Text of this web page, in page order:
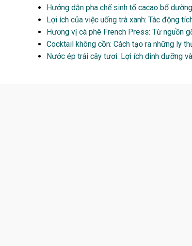
Hướng dẫn pha chế sinh tố cacao bổ
Lợi ích của việc uống trà xanh: Tác động
Hương vị cà phê French Press: Từ nguồn
Cocktail không cồn: Cách tạo ra những ly
Nước ép trái cây tươi: Lợi ích dinh dưỡng